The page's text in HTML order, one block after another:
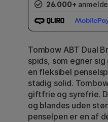
26.000+
Tombow ABT Dual
spids, som egner
en fleksibel
stadig solid.
giftfrie og syrefrie.
og blandes uden
penselpen er en af